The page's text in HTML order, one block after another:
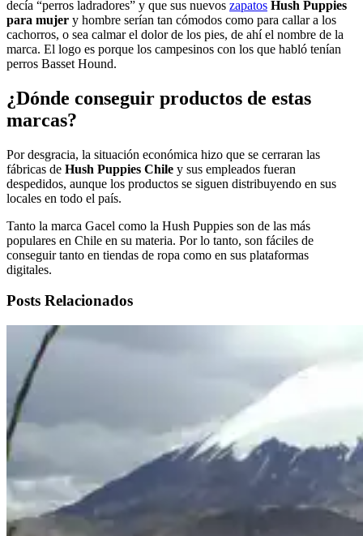
decía “perros ladradores” y que sus nuevos zapatos Hush Puppies
para mujer y hombre serían tan cómodos como para callar a los
cachorros, o sea calmar el dolor de los pies, de ahí el nombre de la
marca. El logo es porque los campesinos con los que habló tenían
perros Basset Hound.
¿Dónde conseguir productos de estas
marcas?
Por desgracia, la situación económica hizo que se cerraran las
fábricas de Hush Puppies Chile y sus empleados fueran
despedidos, aunque los productos se siguen distribuyendo en sus
locales en todo el país.
Tanto la marca Gacel como la Hush Puppies son de las más
populares en Chile en su materia. Por lo tanto, son fáciles de
conseguir tanto en tiendas de ropa como en sus plataformas
digitales.
Posts Relacionados